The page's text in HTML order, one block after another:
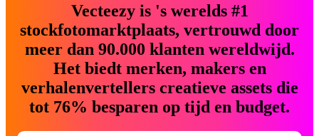
Vecteezy is 's werelds #1
stockfotomarktplaats, vertrouwd door
meer dan 90.000 klanten wereldwijd.
Het biedt merken, makers en
verhalenvertellers creatieve assets die
tot 76% besparen op tijd en budget.